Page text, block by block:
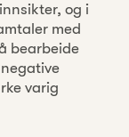
og i
med
bearbeide
varig